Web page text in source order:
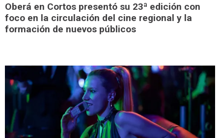
Oberá en Cortos presentó su 23ª edición con
foco en la circulación del cine regional y la
formación de nuevos públicos